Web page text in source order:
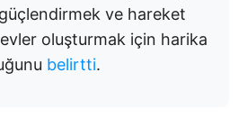
ve hareket
oluşturmak için harika
belirtti.